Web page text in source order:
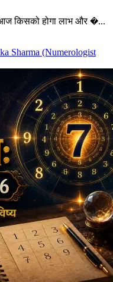
किसको होगा लाभ और �...
Sharma (Numerologist